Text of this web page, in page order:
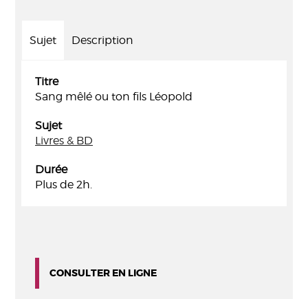
Sujet Description
Titre
Sang mêlé ou ton fils Léopold
Sujet
Livres & BD
Durée
Plus de 2h.
CONSULTER EN LIGNE